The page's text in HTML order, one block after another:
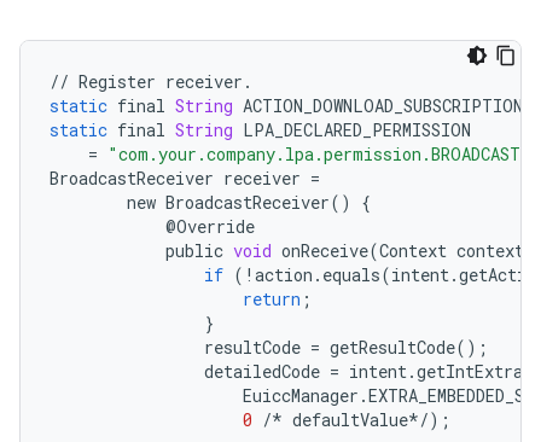
// Register receiver .
static final String ACTION_DOWNLOAD_SUBSCRIPTION
static final String LPA_DECLARED_PERMISSION
= "com.your.company.lpa.permission.BROADCAST"
BroadcastReceiver receiver =
new BroadcastReceiver()
{
@Override
public void onReceive(Context context
if ( ! action . equals(intent.
return ;
}
resultCode = getResultCode();
detailedCode = intent.getIntExtra
EuiccManager .
0 /* defaultValue*/);